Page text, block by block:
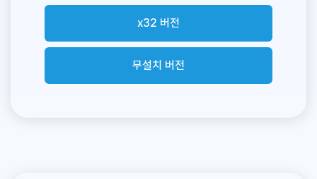
x32 버전
무설치 버전